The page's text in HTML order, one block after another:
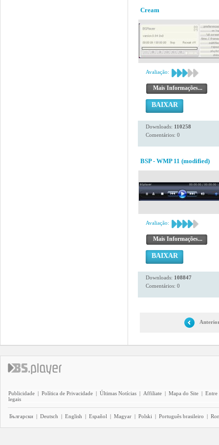
Cream
Avaliação:
Mais Informações...
BAIXAR
Downloads: 110258
Comentários: 0
BSP - WMP 11 (modified)
Avaliação:
Mais Informações...
BAIXAR
Downloads: 108847
Comentários: 0
Publicidade | Política de Privacidade | Últimas Notícias | Affiliate | Mapa do Site | Entre
legais
Български | Deutsch | English | Español | Magyar | Polski | Português brasileiro |